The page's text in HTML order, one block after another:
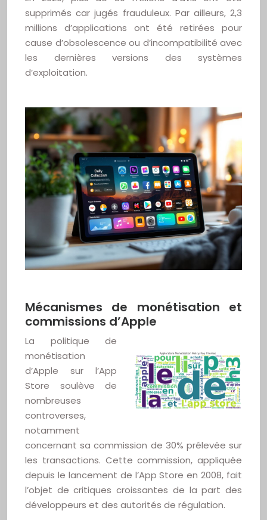
supprimés car jugés frauduleux. Par ailleurs, 2,3
millions d’applications ont été retirées pour
cause d’obsolescence ou d’incompatibilité avec
les dernières versions des systèmes
d’exploitation.
Mécanismes de monétisation et
commissions d’Apple
La politique de
monétisation
d’Apple sur l’App
Store soulève de
nombreuses
controverses,
notamment
concernant sa commission de 30% prélevée sur
les transactions. Cette commission, appliquée
depuis le lancement de l’App Store en 2008, fait
l’objet de critiques croissantes de la part des
développeurs et des autorités de régulation.